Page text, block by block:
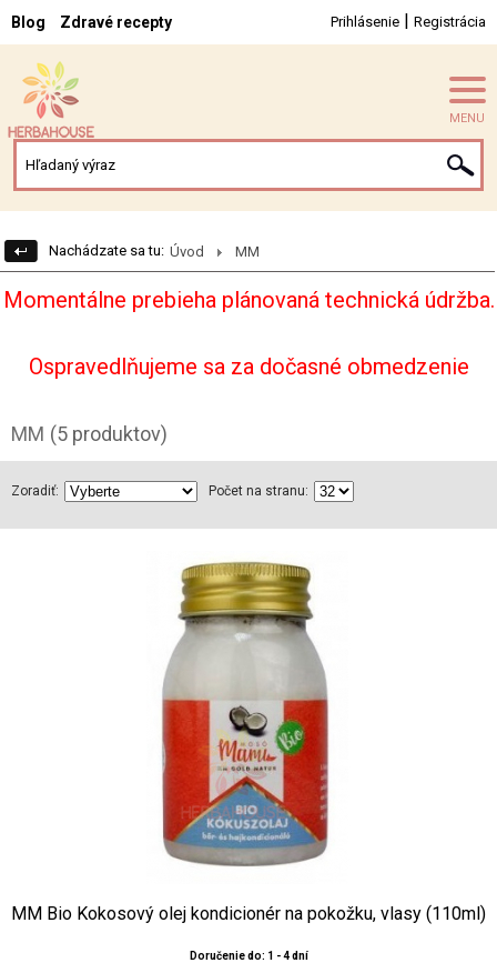
Blog Zdravé recepty Prihlásenie | Registrácia
MENU
Nachádzate sa tu: Úvod MM
Momentálne prebieha plánovaná technická údržba.
Ospravedlňujeme sa za dočasné obmedzenie
MM (5 produktov)
Zoradiť: Počet na stranu:
MM Bio Kokosový olej kondicionér na pokožku, vlasy (110ml)
Doručenie do: 1 - 4 dní